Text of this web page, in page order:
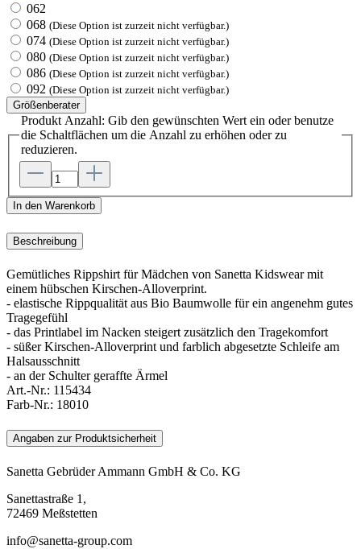
062
068 (Diese Option ist zurzeit nicht verfügbar.)
074 (Diese Option ist zurzeit nicht verfügbar.)
080 (Diese Option ist zurzeit nicht verfügbar.)
086 (Diese Option ist zurzeit nicht verfügbar.)
092 (Diese Option ist zurzeit nicht verfügbar.)
Größenberater
Produkt Anzahl: Gib den gewünschten Wert ein oder benutze
die Schaltflächen um die Anzahl zu erhöhen oder zu
reduzieren.
In den Warenkorb
Beschreibung
Gemütliches Rippshirt für Mädchen von Sanetta Kidswear mit
einem hübschen Kirschen-Alloverprint.
- elastische Rippqualität aus Bio Baumwolle für ein angenehm gutes
Tragegefühl
- das Printlabel im Nacken steigert zusätzlich den Tragekomfort
- süßer Kirschen-Alloverprint und farblich abgesetzte Schleife am
Halsausschnitt
- an der Schulter geraffte Ärmel
Art.-Nr.: 115434
Farb-Nr.: 18010
Angaben zur Produktsicherheit
Sanetta Gebrüder Ammann GmbH & Co. KG
Sanettastraße 1,
72469 Meßstetten
info@sanetta-group.com